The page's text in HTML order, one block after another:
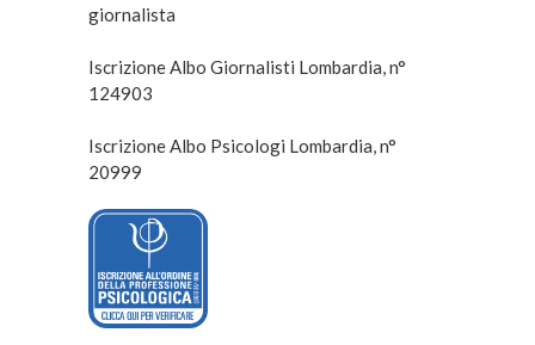
giornalista
Iscrizione Albo Giornalisti Lombardia, n°
124903
Iscrizione Albo Psicologi Lombardia, n°
20999